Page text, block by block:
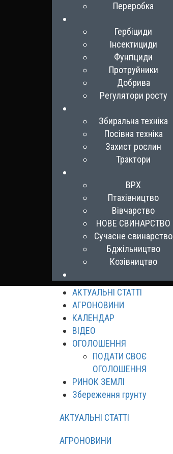
Переробка
Гербіциди
Інсектициди
Фунгіциди
Протруйники
Добрива
Регулятори росту
Збиральна техніка
Посівна техніка
Захист рослин
Трактори
ВРХ
Птахівництво
Вівчарство
НОВЕ СВИНАРСТВО
Сучасне свинарство
Бджільництво
Козівництво
АКТУАЛЬНІ СТАТТІ
АГРОНОВИНИ
КАЛЕНДАР
ВІДЕО
ОГОЛОШЕННЯ
ПОДАТИ СВОЄ
ОГОЛОШЕННЯ
РИНОК ЗЕМЛІ
Збереження грунту
АКТУАЛЬНІ СТАТТІ
АГРОНОВИНИ